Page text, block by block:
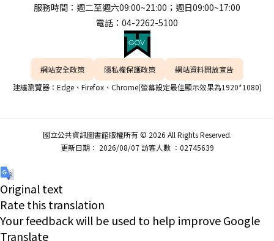
服務時間：週二至週六09:00~21:00；週日09:00~17:00
電話：04-2262-5100
網站安全政策 隱私權保護政策
網站資料開放宣告
建議瀏覽器：Edge、Firefox、Chrome(螢幕設定最佳顯示效果為1920*1080)
國立公共資訊圖書館版權所有 © 2026 All Rights Reserved.
更新日期： 2026/08/07 訪客人數 ：02745639
Original text
Rate this translation
Your feedback will be used to help improve Google
Translate